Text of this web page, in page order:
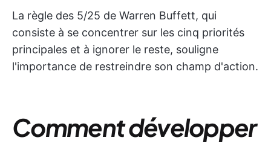
La règle des 5/25 de Warren Buffett, qui
consiste à se concentrer sur les cinq priorités
principales et à ignorer le reste, souligne
l'importance de restreindre son champ d'action.
Comment développer